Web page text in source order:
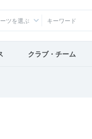
ツを選ぶ
クラブ・チーム